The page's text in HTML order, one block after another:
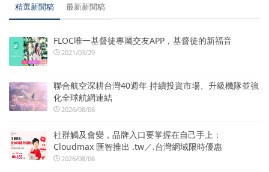
精選新聞稿 最新新聞稿
FLOC唯一基督徒專屬交友APP，基督徒的新福音
2021/03/29
聯合航空深耕台灣40週年 持續投資市場、升級機隊並強
化全球航網連結
2026/08/06
社群觸及會變，品牌入口要掌握在自己手上：
Cloudmax 匯智推出 .tw／.台灣網域限時優惠
2026/08/06